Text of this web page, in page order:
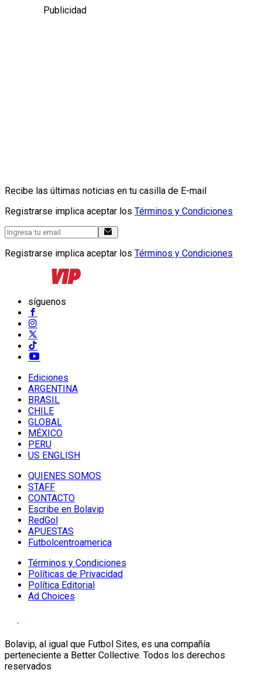
Publicidad
Recibe las últimas noticias en tu casilla de E-mail
Registrarse implica aceptar los Términos y Condiciones
Registrarse implica aceptar los Términos y Condiciones
síguenos
Ediciones
ARGENTINA
BRASIL
CHILE
GLOBAL
MÉXICO
PERU
US ENGLISH
QUIENES SOMOS
STAFF
CONTACTO
Escribe en Bolavip
RedGol
APUESTAS
Futbolcentroamerica
Términos y Condiciones
Políticas de Privacidad
Política Editorial
Ad Choices
Bolavip, al igual que Futbol Sites, es una compañía
perteneciente a Better Collective. Todos los derechos
reservados